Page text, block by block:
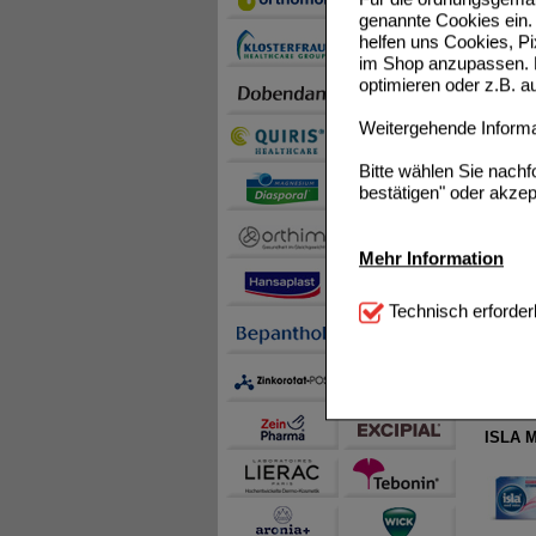
genannte Cookies
helfen uns Cookies,
im Shop anzupassen.
optimieren oder z.B.
Weitergehende
Bitte wählen Sie
bestätigen" oder
Mehr Information
Technisch
notwendig sind (z.B.
Diese
beispielsweise für
Inhalte anzuzeigen
Statistik & Tracking:
sammeln, mit deren
auch die Werbung
Technisch
ISLA